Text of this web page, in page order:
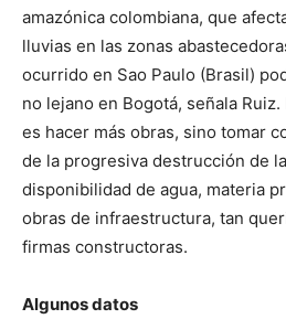
amazónica colombiana, que
lluvias en las zonas
ocurrido en Sao Paulo (Brasil)
no lejano en Bogotá, señala
es hacer más obras, sino tomar
de la progresiva destrucción de
disponibilidad de agua, materia
obras de infraestructura, tan
firmas constructoras.
Algunos datos